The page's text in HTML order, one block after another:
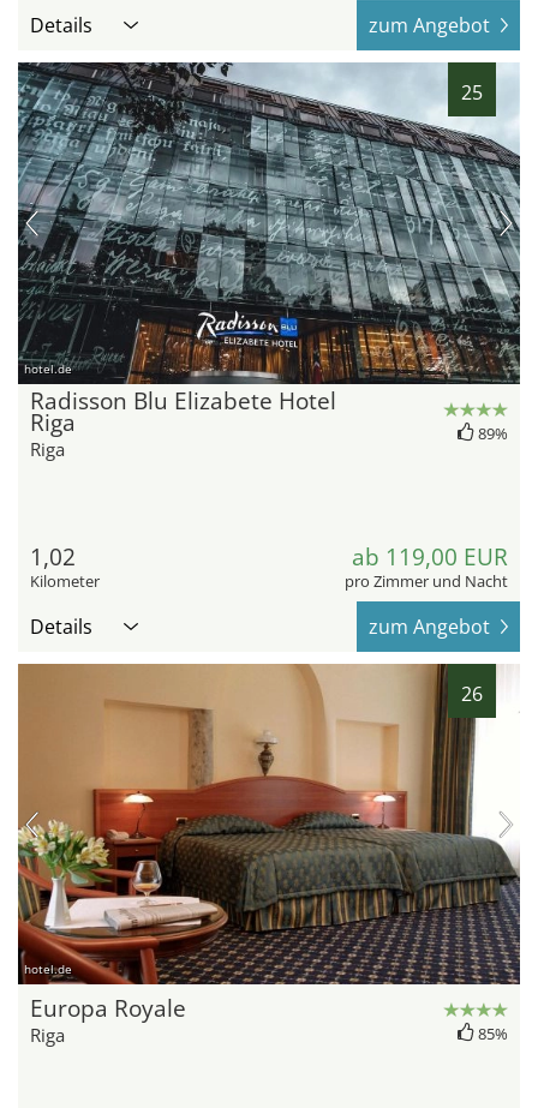
Details zum Angebot
25
hotel.de
Radisson Blu Elizabete Hotel
Riga
Riga
89%
1,02
Kilometer
ab 119,00 EUR
pro Zimmer und Nacht
Details zum Angebot
26
hotel.de
Europa Royale
Riga 85%